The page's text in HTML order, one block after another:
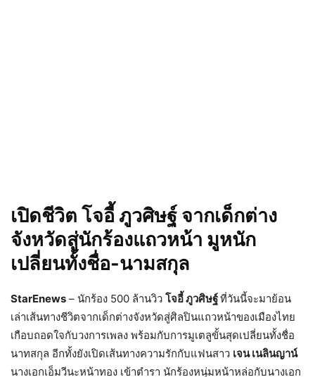
เปิดชีวิต โจอี้ ภูวศิษฐ์ จากเด็กต่าง
จังหวัดสู่นักร้องแถวหน้า มูหนัก
เปลี่ยนทั้งชื่อ-นามสกุล
StarEnews – นักร้อง 500 ล้านวิว โจอี้ ภูวศิษฐ์ที่วันนี้จะมาย้อน
เล่าเส้นทางชีวิตจากเด็กต่างจังหวัดสู่ศิลปินแถวหน้าของเมืองไทย
เกือบถอดใจกับวงการเพลง พร้อมกับการมูเตลูขั้นสุดเปลี่ยนทั้งชื่อ
นาทสกุล อีกทั้งยังเปิดเส้นทางความรักกับแฟนสาว เจน เนลินญาน์
นางเอกเอ็มวีนะหน้าทอง เข้าตำรา นักร้องหนุ่มหน้าหล่อกับนางเอก